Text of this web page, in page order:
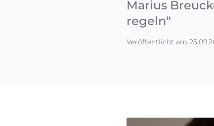
Marius
regeln“
Veröffentlicht am